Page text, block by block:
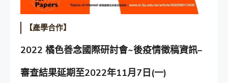
【產學合作】
2022 橘色善念國際研討會~後疫情徵稿資訊–
審查結果延期至2022年11月7日(一)